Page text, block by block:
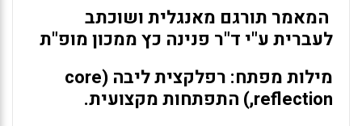
המאמר תורגם מאנגלית ושוכתב
לעברית ע"י ד"ר פנינה כץ ממכון מופ"ת
מילות מפתח: רפלקצית ליבה (core
reflection,) התפתחות מקצועית.